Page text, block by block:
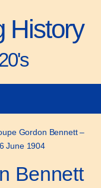
History
Gordon Bennett –
June 1904
Bennett